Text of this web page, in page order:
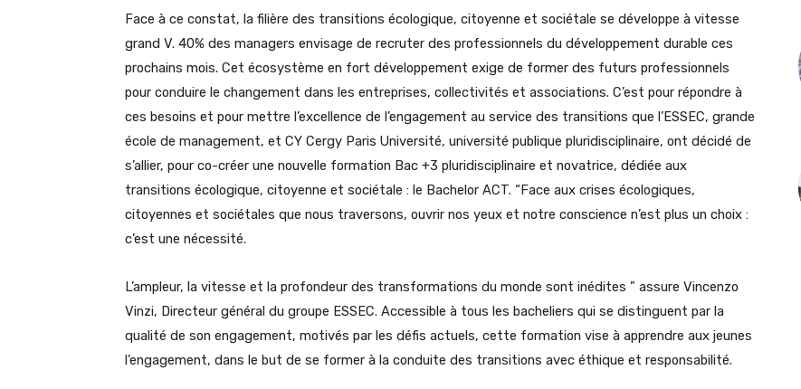
Face à ce constat, la filière des transitions écologique, citoyenne et sociétale se développe à vitesse
grand V. 40% des managers envisage de recruter des professionnels du développement durable ces
prochains mois. Cet écosystème en fort développement exige de former des futurs professionnels
pour conduire le changement dans les entreprises, collectivités et associations. C’est pour répondre à
ces besoins et pour mettre l’excellence de l’engagement au service des transitions que l’ESSEC, grande
école de management, et CY Cergy Paris Université, université publique pluridisciplinaire, ont décidé de
s’allier, pour co-créer une nouvelle formation Bac +3 pluridisciplinaire et novatrice, dédiée aux
transitions écologique, citoyenne et sociétale : le Bachelor ACT. “Face aux crises écologiques,
citoyennes et sociétales que nous traversons, ouvrir nos yeux et notre conscience n’est plus un choix :
c’est une nécessité.
L’ampleur, la vitesse et la profondeur des transformations du monde sont inédites ” assure Vincenzo
Vinzi, Directeur général du groupe ESSEC. Accessible à tous les bacheliers qui se distinguent par la
qualité de son engagement, motivés par les défis actuels, cette formation vise à apprendre aux jeunes
l’engagement, dans le but de se former à la conduite des transitions avec éthique et responsabilité.